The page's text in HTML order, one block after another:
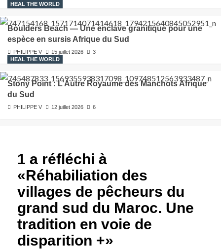
HEAL THE WORLD
Boulders Beach — Une enclave granitique pour une
espèce en sursis Afrique du Sud
PHILIPPE V 15 juillet 2026
3
HEAL THE WORLD
Stony Point : L’Autre Royaume des Manchots Afrique
du Sud
PHILIPPE V 12 juillet 2026 6
1 a réfléchi à
«Réhabiliation des
villages de pêcheurs du
grand sud du Maroc. Une
tradition en voie de
disparition +»